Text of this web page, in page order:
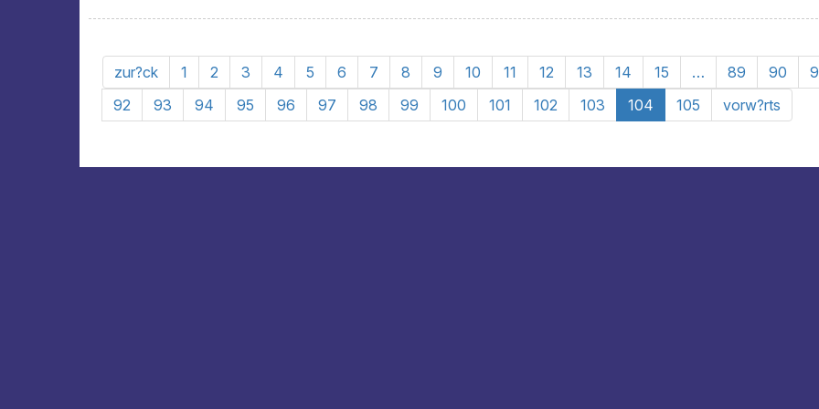
zur?ck 1 2 3 4 5 6 7 8 9 10 11 12 13 14 15 … 89 90
92
93 94 95 96 97 98 99 100 101 102 103 104 105 vorw?rts